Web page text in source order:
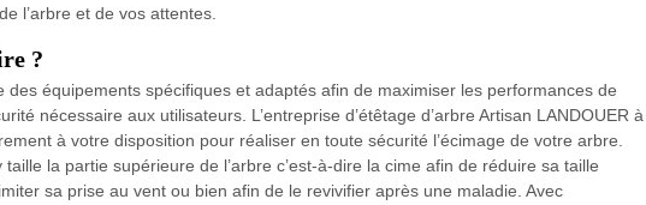
l’arbre et de vos attentes.
?
des équipements spécifiques et adaptés afin de maximiser les performances de
nécessaire aux utilisateurs. L’entreprise d’étêtage d’arbre Artisan LANDOUER à
à votre disposition pour réaliser en toute sécurité l’écimage de votre arbre.
la partie supérieure de l’arbre c’est-à-dire la cime afin de réduire sa taille
sa prise au vent ou bien afin de le revivifier après une maladie. Avec